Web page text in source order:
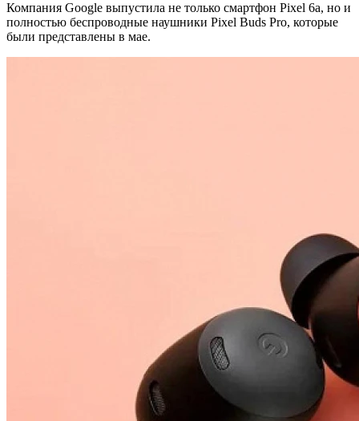
Компания Google выпустила не только смартфон Pixel 6a, но и
полностью беспроводные наушники Pixel Buds Pro, которые
были представлены в мае.